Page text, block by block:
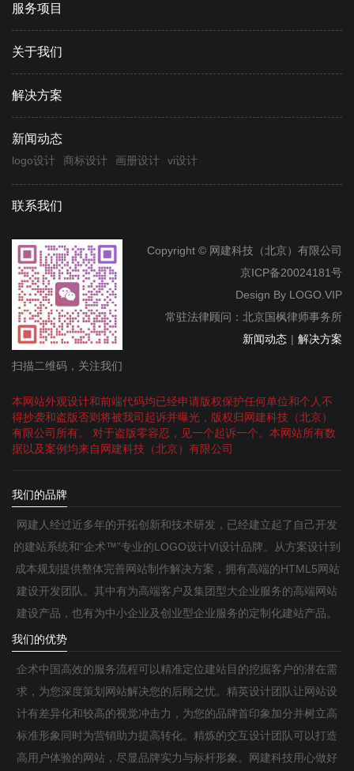
服务项目
关于我们
解决方案
新闻动态
logo设计 商标设计 画册设计 vi设计
联系我们
扫描二维码，关注我们
Copyright © 网建科技（北京）有限公司
京ICP备20024181号
Design By LOGO.VIP
常驻法律顾问：北京国枫律师事务所
新闻动态 | 解决方案
本网站外观设计和前端代码均已经申请版权保护任何单位和个人不
得抄袭和盗版否则将被我司起诉并曝光，版权归网建科技（北京）
有限公司所有。 对于盗版零容忍，见一个起诉一个。本网站所有数
据以及案例均来自网建科技（北京）有限公司
我们的品牌
网建人经过近多年的开拓创新和技术研发，已经建立起了自己开发
的建站系统和“企术™”专业的LOGO设计VI设计品牌。从方案设计到
成本规划提供整体完善网站制作解决方案，拥有高端的HTML5网站
建设开发团队。其中有为高端客户及集团型大企业服务的高端网站
建设产品，也有为中小企业及创业型企业服务的定制化建站产品。
我们的优势
企术中国高效的服务流程可以精准定位建站目的挖掘客户的潜在需
求，为您深度策划网站解决您的后顾之忧。精英设计团队让网站设
计有差异化和较高的视觉冲击力，为您的品牌首印象加分并树立高
标准形象同时为营销助力提高转化。精炼的交互设计团队可以打造
高用户体验的网站，尽显品牌实力与标杆形象。网建科技用心做好